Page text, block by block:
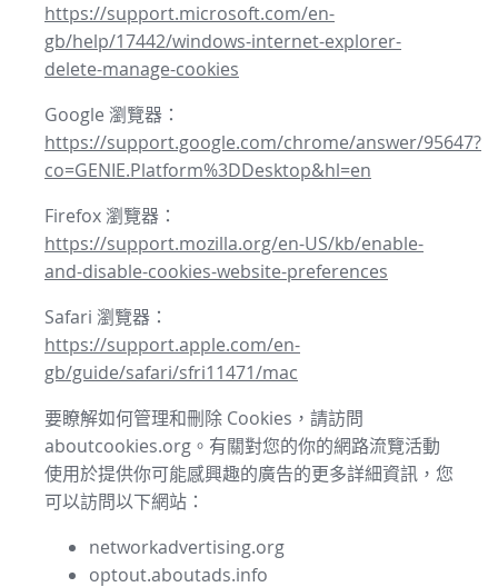
https://support.microsoft.com/en-
gb/help/17442/windows-internet-explorer-
delete-manage-cookies
Google 瀏覽器：
https://support.google.com/chrome/answer/95647?
co=GENIE.Platform%3DDesktop&hl=en
Firefox 瀏覽器：
https://support.mozilla.org/en-US/kb/enable-
and-disable-cookies-website-preferences
Safari 瀏覽器：
https://support.apple.com/en-
gb/guide/safari/sfri11471/mac
要瞭解如何管理和刪除 Cookies，請訪問
aboutcookies.org。有關對您的你的網路流覽活動
使用於提供你可能感興趣的廣告的更多詳細資訊，您
可以訪問以下網站：
networkadvertising.org
optout.aboutads.info